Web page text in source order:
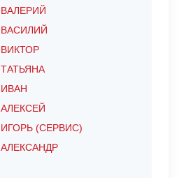
ВАЛЕРИЙ
ВАСИЛИЙ
ВИКТОР
ТАТЬЯНА
ИВАН
АЛЕКСЕЙ
ИГОРЬ (СЕРВИС)
АЛЕКСАНДР